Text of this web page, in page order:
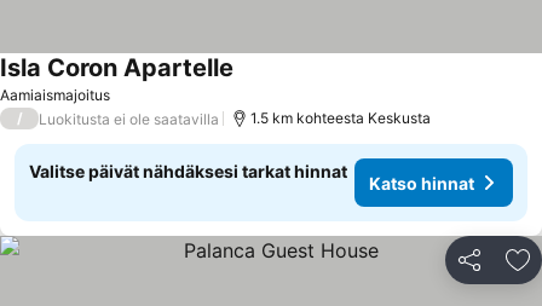
Aamiaismajoitus
Isla Coron Apartelle
/ Luokitusta ei ole saatavilla 1.5 km kohteesta Keskusta
Valitse päivät nähdäksesi tarkat hinnat
Katso hinnat
Jaa